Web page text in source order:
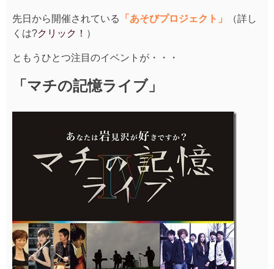
先日から開催されている 「あそびプロジェクト」
（詳し
くは?クリック！ ）
ともうひとつ注目のイベントが・・・
「マチの記憶ライブ」